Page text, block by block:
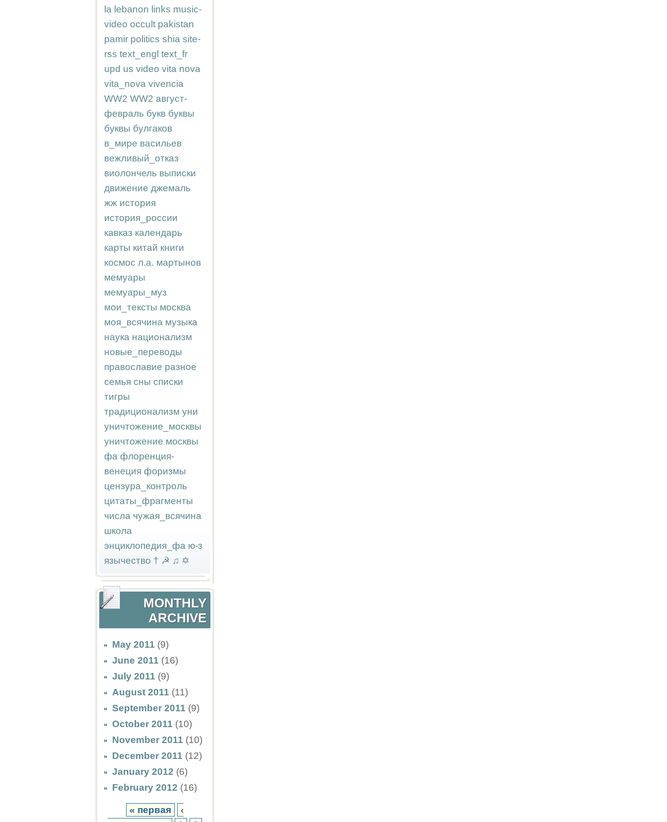
la lebanon links music-
video occult pakistan
pamir politics shia site-
rss text_engl text_fr
upd us video vita nova
vita_nova vivencia
WW2 WW2 август-
февраль букв буквы
буквы булгаков
в_мире васильев
вежливый_отказ
виолончель выписки
движение джемаль
жж история
история_россии
кавказ календарь
карты китай книги
космос л.а. мартынов
мемуары
мемуары_муз
мои_тексты москва
моя_всячина музыка
наука национализм
новые_переводы
православие разное
семья сны списки
тигры
традиционализм уни
уничтожение_москвы
уничтожение москвы
фа флоренция-
венеция форизмы
цензура_контроль
цитаты_фрагменты
числа чужая_всячина
школа
энциклопедия_фа ю-з
язычество † ☭ ♫ ✡
MONTHLY
ARCHIVE
May 2011 (9)
June 2011 (16)
July 2011 (9)
August 2011 (11)
September 2011 (9)
October 2011 (10)
November 2011 (10)
December 2011 (12)
January 2012 (6)
February 2012 (16)
« первая
‹